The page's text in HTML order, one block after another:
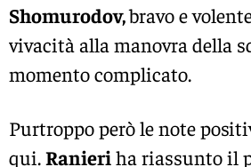
Shomurodov,bravo e
vivacità alla manovra della
momento complicato.
Purtroppo però le note
qui.Ranieriha riassunto il